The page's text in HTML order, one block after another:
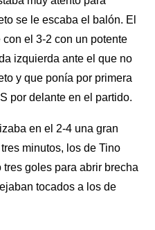
se le escaba el balón. El
el 3-2 con un potente
izquierda ante el que no
y que ponía por primera
por delante en el partido.
en el 2-4 una gran
minutos, los de Tino
goles para abrir brecha
tocados a los de